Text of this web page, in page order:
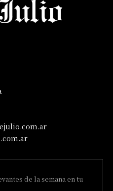
de la semana en tu